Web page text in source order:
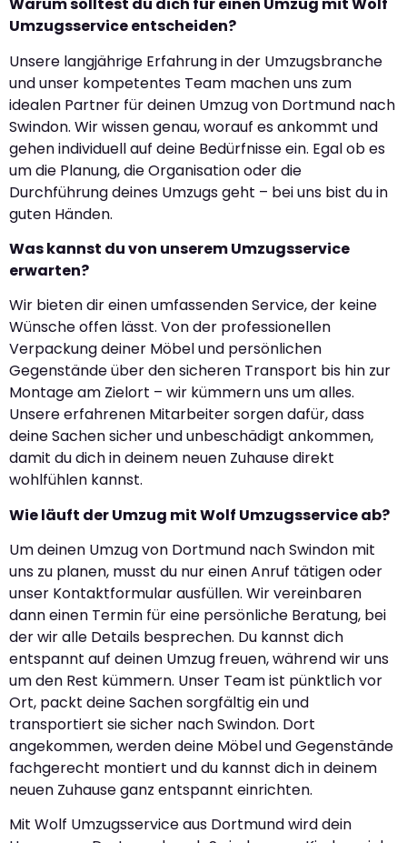
Warum solltest du dich für einen Umzug mit Wolf
Umzugsservice entscheiden?
Unsere langjährige Erfahrung in der Umzugsbranche
und unser kompetentes Team machen uns zum
idealen Partner für deinen Umzug von Dortmund nach
Swindon. Wir wissen genau, worauf es ankommt und
gehen individuell auf deine Bedürfnisse ein. Egal ob es
um die Planung, die Organisation oder die
Durchführung deines Umzugs geht – bei uns bist du in
guten Händen.
Was kannst du von unserem Umzugsservice
erwarten?
Wir bieten dir einen umfassenden Service, der keine
Wünsche offen lässt. Von der professionellen
Verpackung deiner Möbel und persönlichen
Gegenstände über den sicheren Transport bis hin zur
Montage am Zielort – wir kümmern uns um alles.
Unsere erfahrenen Mitarbeiter sorgen dafür, dass
deine Sachen sicher und unbeschädigt ankommen,
damit du dich in deinem neuen Zuhause direkt
wohlfühlen kannst.
Wie läuft der Umzug mit Wolf Umzugsservice ab?
Um deinen Umzug von Dortmund nach Swindon mit
uns zu planen, musst du nur einen Anruf tätigen oder
unser Kontaktformular ausfüllen. Wir vereinbaren
dann einen Termin für eine persönliche Beratung, bei
der wir alle Details besprechen. Du kannst dich
entspannt auf deinen Umzug freuen, während wir uns
um den Rest kümmern. Unser Team ist pünktlich vor
Ort, packt deine Sachen sorgfältig ein und
transportiert sie sicher nach Swindon. Dort
angekommen, werden deine Möbel und Gegenstände
fachgerecht montiert und du kannst dich in deinem
neuen Zuhause ganz entspannt einrichten.
Mit Wolf Umzugsservice aus Dortmund wird dein